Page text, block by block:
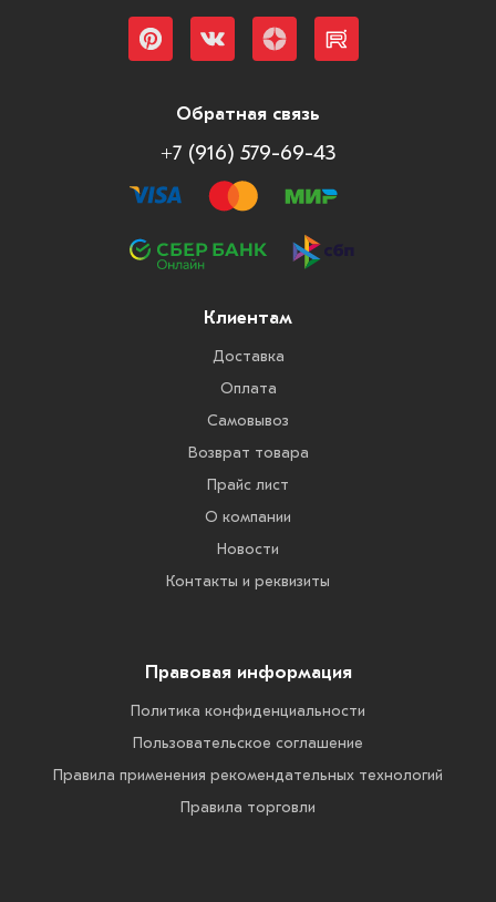
Обратная связь
+7 (916) 579-69-43
Клиентам
Доставка
Оплата
Самовывоз
Возврат товара
Прайс лист
О компании
Новости
Контакты и реквизиты
Правовая информация
Политика конфиденциальности
Пользовательское соглашение
Правила применения рекомендательных технологий
Правила торговли